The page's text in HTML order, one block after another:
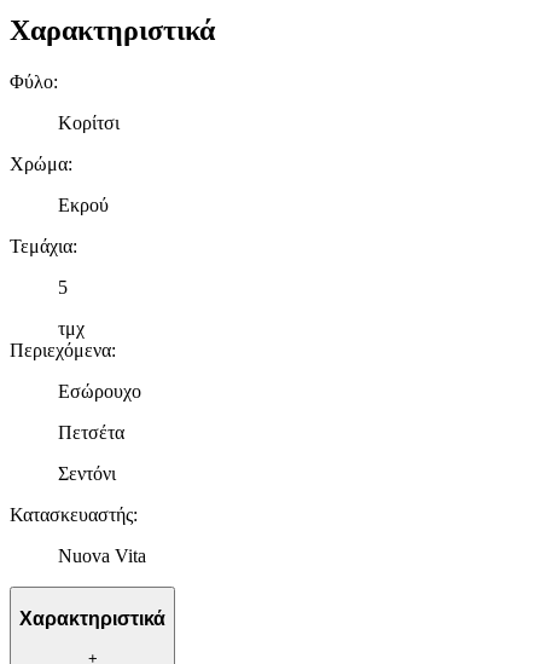
Χαρακτηριστικά
Φύλο:
Κορίτσι
Χρώμα:
Εκρού
Τεμάχια:
5
τμχ
Περιεχόμενα:
Εσώρουχο
Πετσέτα
Σεντόνι
Κατασκευαστής:
Nuova Vita
Χαρακτηριστικά
+